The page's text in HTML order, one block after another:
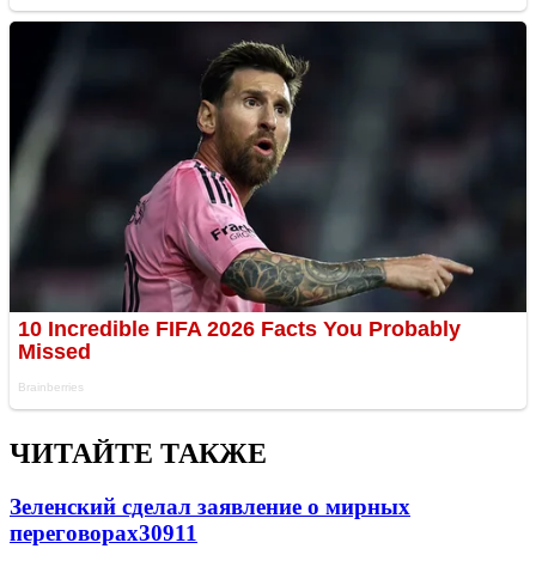
ЧИТАЙТЕ ТАКЖЕ
Зеленский сделал заявление о мирных
переговорах30911